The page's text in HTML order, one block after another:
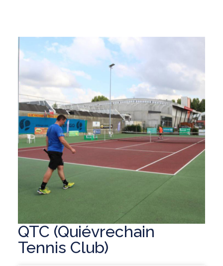
QTC (Quiévrechain
Tennis Club)